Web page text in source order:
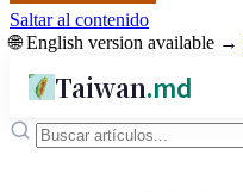
Saltar al contenido
🌐 English version available →
Taiwan.md